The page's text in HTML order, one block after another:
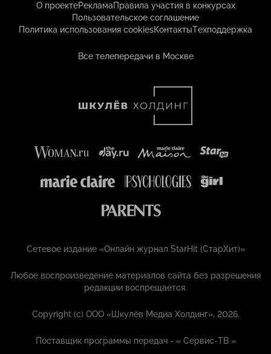
О проектеРекламаПравила участия в конкурсах
Пользовательское соглашение
Политика использования cookiesКонтактыТехподдержка
Все телепередачи в Москве
Сетевое издание «Онлайн журнал StarHit (СтарХит)»
Любое воспроизведение материалов сайта без разрешения
редакции воспрещается.
Copyright (с) ООО «Шкулёв Медиа Холдинг», 2026.
Поставщик программы передач - «Сервис-ТВ »